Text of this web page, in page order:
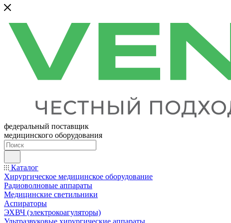
федеральный поставщик
медицинского оборудования
Каталог
Хирургическое медицинское оборудование
Радиоволновые аппараты
Медицинские светильники
Аспираторы
ЭХВЧ (электрокоагуляторы)
Ультразвуковые хирургические аппараты